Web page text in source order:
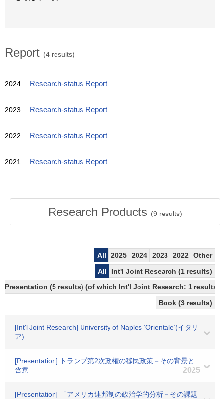
Report (4 results)
2024 Research-status Report
2023 Research-status Report
2022 Research-status Report
2021 Research-status Report
Research Products (9 results)
All 2025 2024 2023 2022
Other
All
Int'l Joint Research (1 results)
Presentation (5 results) (of which Int'l Joint Research: 1
Book (3 results)
[Int'l Joint Research] University of Naples ‘Orientale’(イタリ
ア)
[Presentation] トランプ第2次政権の移民政策－その背景と
含意
2025
[Presentation] 「アメリカ連邦制の政治学的分析－その課題